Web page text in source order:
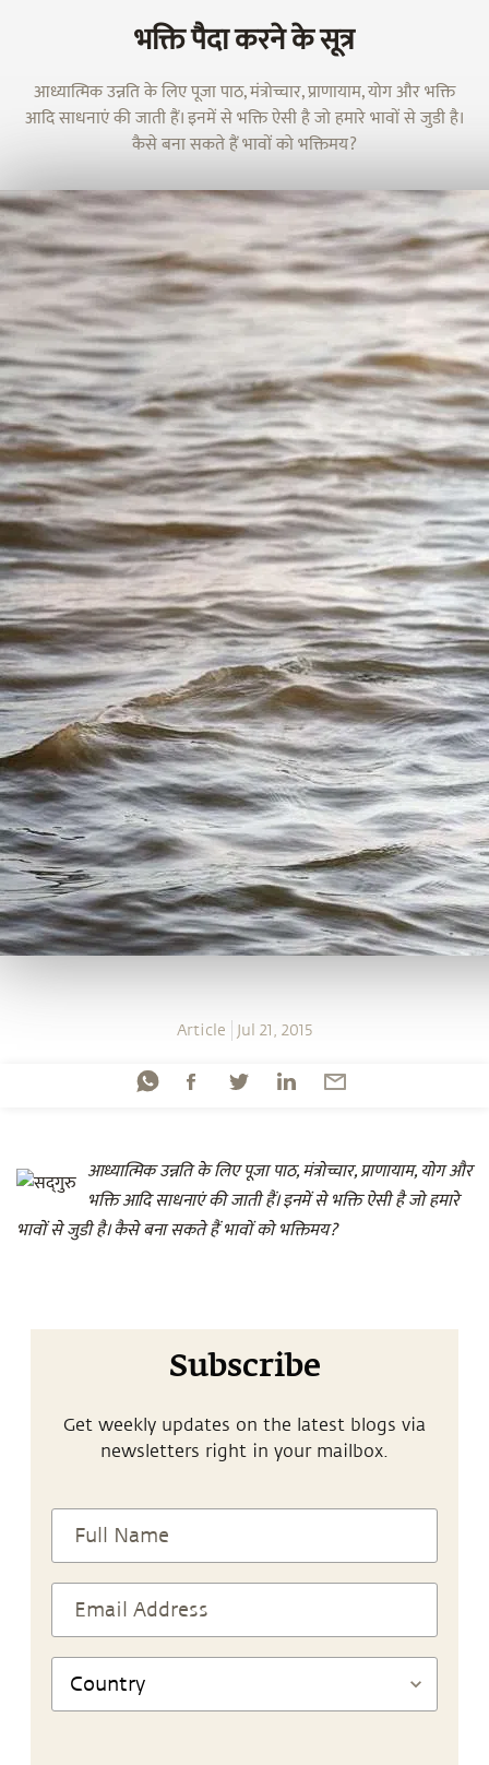
भक्ति पैदा करने के सूत्र
आध्यात्मिक उन्नति के लिए पूजा पाठ, मंत्रोच्चार, प्राणायाम, योग और भक्ति
आदि साधनाएं की जाती हैं। इनमें से भक्ति ऐसी है जो हमारे भावों से जुडी है।
कैसे बना सकते हैं भावों को भक्तिमय?
Article Jul 21, 2015
आध्यात्मिक उन्नति के लिए पूजा पाठ, मंत्रोच्चार, प्राणायाम, योग और
भक्ति आदि साधनाएं की जाती हैं। इनमें से भक्ति ऐसी है जो हमारे
भावों से जुडी है। कैसे बना सकते हैं भावों को भक्तिमय?
Subscribe
Get weekly updates on the latest blogs via
newsletters right in your mailbox.